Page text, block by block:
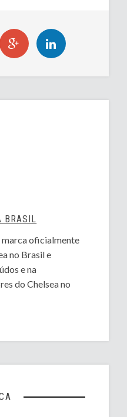
BRASIL
marca oficialmente
no Brasil e
e na
do Chelsea no